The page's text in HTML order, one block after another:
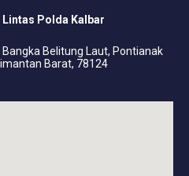
Polda Kalbar
Belitung Laut, Pontianak
Barat, 78124